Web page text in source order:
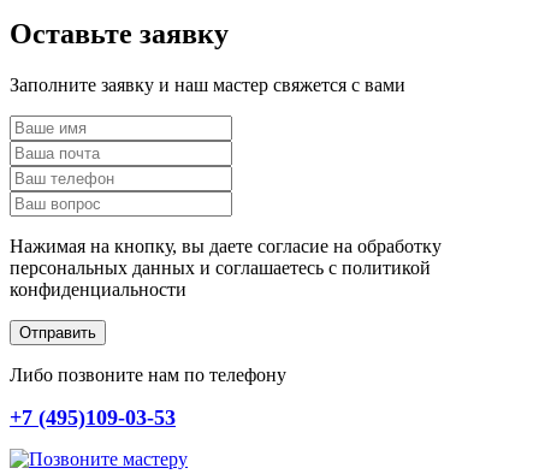
Оставьте заявку
Заполните заявку и наш мастер свяжется с вами
Нажимая на кнопку, вы даете согласие на обработку
персональных данных и соглашаетесь c политикой
конфиденциальности
Отправить
Либо позвоните нам по телефону
+7 (495)109-03-53